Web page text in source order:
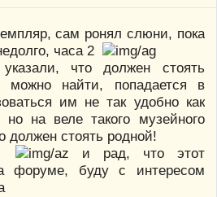
сам ронял слюни, пока
часа 2
что должен стоять
можно найти, попадается в
им не так удобно как
но на веле такого музейного
должен стоять родной!
и рад, что этот
форуме, буду с интересом